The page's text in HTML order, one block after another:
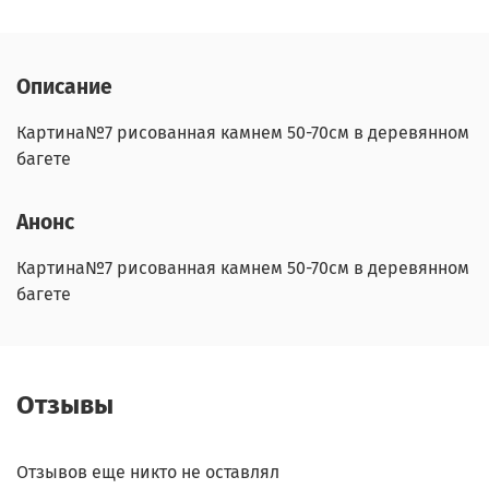
Описание
Картина№7 рисованная камнем 50-70см в деревянном
багете
Анонс
Картина№7 рисованная камнем 50-70см в деревянном
багете
Отзывы
Отзывов еще никто не оставлял